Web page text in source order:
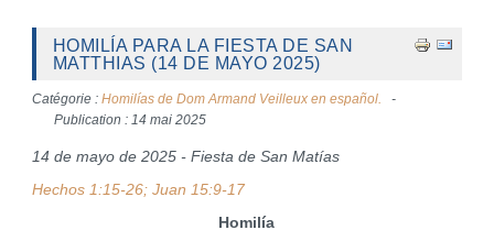
HOMILÍA PARA LA FIESTA DE SAN
MATTHIAS (14 DE MAYO 2025)
Catégorie : Homilías de Dom Armand Veilleux en español.
Publication : 14 mai 2025
14 de mayo de 2025 - Fiesta de San Matías
Hechos 1:15-26; Juan 15:9-17
Homilía